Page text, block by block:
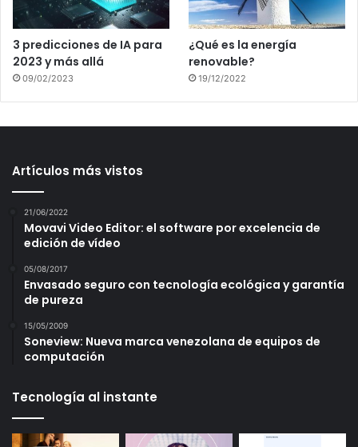
3 predicciones de IA para
2023 y más allá
09/02/2023
¿Qué es la energía
renovable?
19/12/2022
Artículos más vistos
21/06/2022
Movavi Video Editor: el software por excelencia de
edición de vídeo
05/08/2017
Envasado seguro con tecnología ecológica y garantía
de pureza
15/05/2009
Soneview: Nueva marca venezolana de equipos de
computación
Tecnología al instante